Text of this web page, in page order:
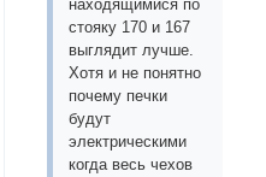
находящимися по
стояку 170 и 167
выглядит лучше.
Хотя и не понятно
почему печки
будут
электрическими
когда весь чехов